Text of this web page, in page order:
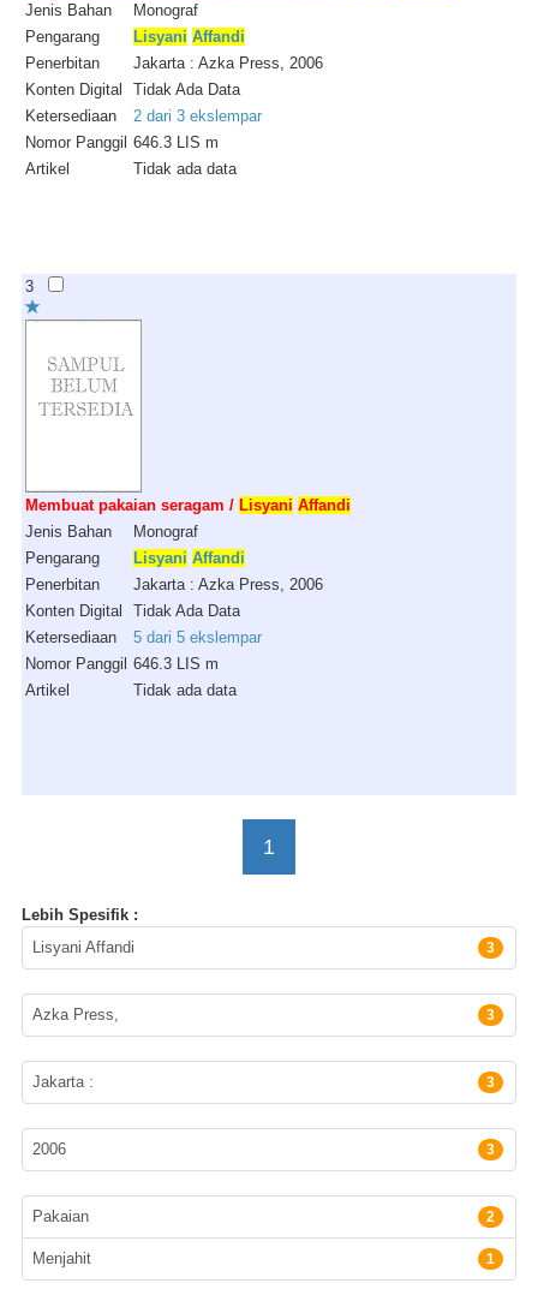
Jenis Bahan
Monograf
Pengarang
Lisyani Affandi
Penerbitan
Jakarta : Azka Press, 2006
Konten Digital
Tidak Ada Data
Ketersediaan
2 dari 3 ekslempar
Nomor Panggil 646.3 LIS m
Artikel
Tidak ada data
3
Membuat pakaian seragam / Lisyani Affandi
Jenis Bahan
Monograf
Pengarang
Lisyani Affandi
Penerbitan
Jakarta : Azka Press, 2006
Konten Digital
Tidak Ada Data
Ketersediaan
5 dari 5 ekslempar
Nomor Panggil 646.3 LIS m
Artikel
Tidak ada data
1
Lebih Spesifik :
Pengarang
Lisyani Affandi 3
Penerbit
Azka Press, 3
Lokasi Terbitan
Jakarta : 3
Tahun Terbit
2006 3
Subyek
Pakaian 2
Menjahit 1